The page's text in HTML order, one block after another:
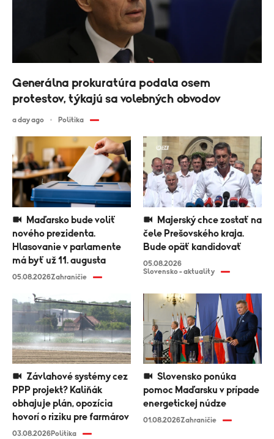
Generálna prokuratúra podala osem
protestov, týkajú sa volebných obvodov
a day ago Politika
nového prezidenta.
Hlasovanie v parlamente
má byť už 11. augusta
05.08.2026Zahraničie
čele Prešovského kraja.
Bude opäť kandidovať
05.08.2026
Slovensko - aktuality
PPP projekt? Kaliňák
obhajuje plán, opozícia
hovorí o riziku pre farmárov
03.08.2026Politika
pomoc Maďarsku v prípade
energetickej núdze
01.08.2026Zahraničie